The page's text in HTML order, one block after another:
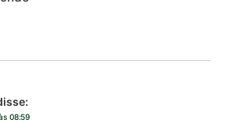
08:59